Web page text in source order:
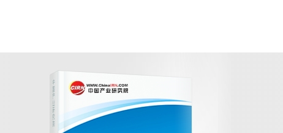
市场规模、领先企业国内外市场份额及排名